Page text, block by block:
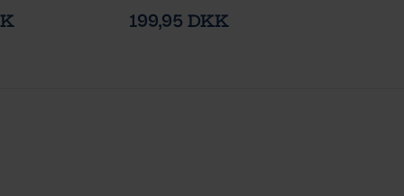
199,95 DKK